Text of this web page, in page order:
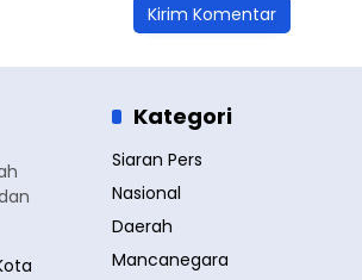
Kategori
Siaran Pers
Nasional
Daerah
Mancanegara